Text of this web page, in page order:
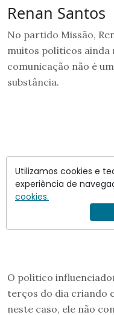
Renan Santos
No partido Missão,
muitos políticos ainda
comunicação não é
substância.
O político
terços do dia criando
neste caso, ele não
Utilizamos cookies e
experiência de
cookies.